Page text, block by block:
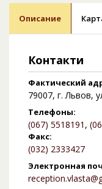
Описание
Контакти
Фактический
79007, г. Львов,
Телефоны:
(067) 5518191 ,
Факс:
(032) 2333427
Электронная